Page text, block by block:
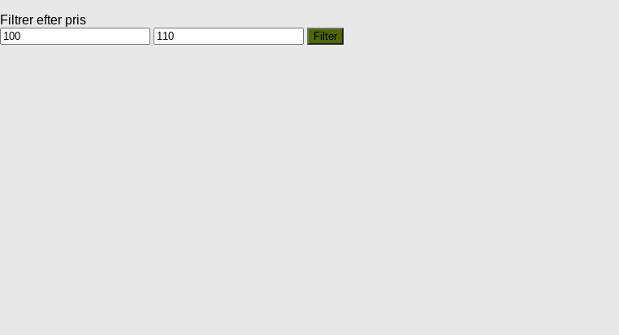
Filtrer efter pris
Mindste
pris
Højeste
pris
Filter